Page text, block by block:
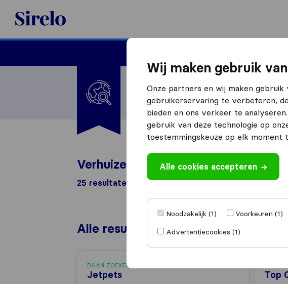
Sirelo.nl
Ik ga verhuizen naar
Nederland
Verhuizen naar Nederland op zoek
25 resultaten
Alle resultaten
BAAN ZOEKEN
Jetpets Top
Wij maken gebruik
Onze partners en wij maken gebruik
gebruikerservaring te verbeteren,
bieden en ons verkeer te
gebruik van deze technologie op
toestemmingskeuze op elk moment
Alle cookies accepteren
Noodzakelijk (1) Voorkeuren (1)
Advertentiecookies (1)